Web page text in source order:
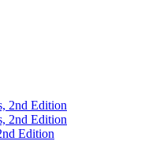
Edition